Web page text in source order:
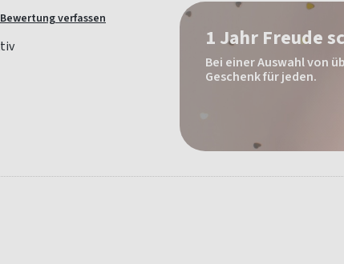
Bewertung verfassen
1 Jahr Freude
Bei einer Auswahl von
Geschenk für jeden.